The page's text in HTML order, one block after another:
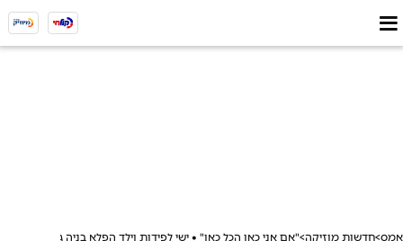
אמס חדשות מוזיקה "אם אני כאן הכל כאן" • ישי לפידות וילד הפלא בניה גרנות